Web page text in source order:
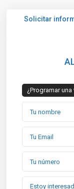
Solicitar
¿Programar una